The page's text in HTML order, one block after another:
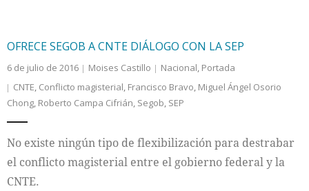
OFRECE SEGOB A CNTE DIÁLOGO CON LA SEP
6 de julio de 2016 Moises Castillo Nacional, Portada
CNTE, Conflicto magisterial, Francisco Bravo, Miguel Ángel Osorio
Chong, Roberto Campa Cifrián, Segob, SEP
No existe ningún tipo de flexibilización para destrabar
el conflicto magisterial entre el gobierno federal y la
CNTE.